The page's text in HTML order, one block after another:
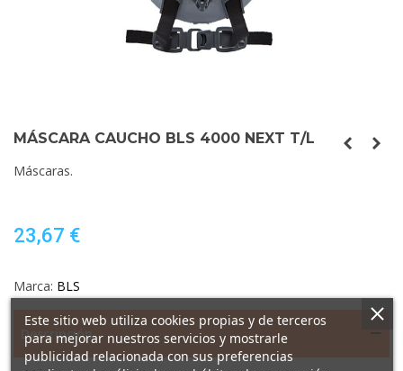
MÁSCARA CAUCHO BLS 4000 NEXT T/L
Máscaras.
23,67 €
Marca: BLS
Descripción
Este sitio web utiliza cookies propias y de terceros
para mejorar nuestros servicios y mostrarle
publicidad relacionada con sus preferencias